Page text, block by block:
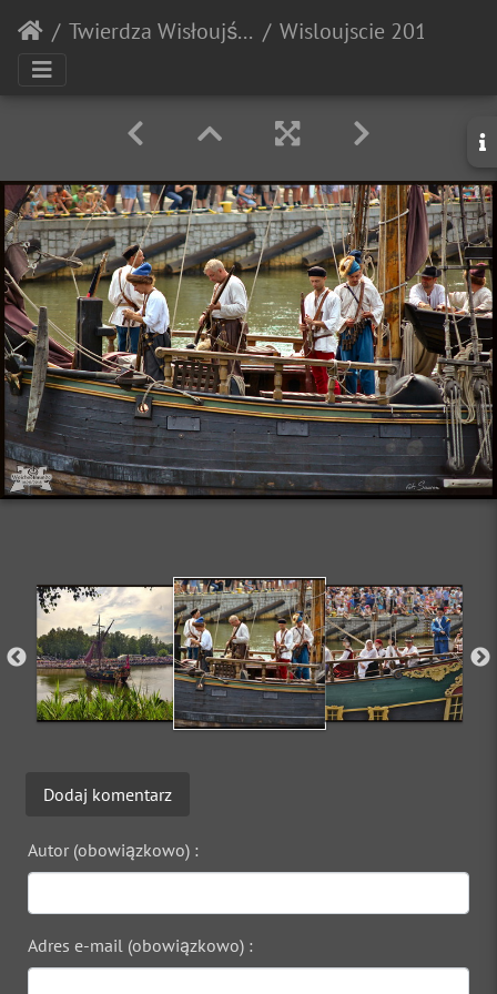
Twierdza Wisłoujście
Dodaj komentarz
Autor (obowiązkowo) :
Adres e-mail (obowiązkowo) :